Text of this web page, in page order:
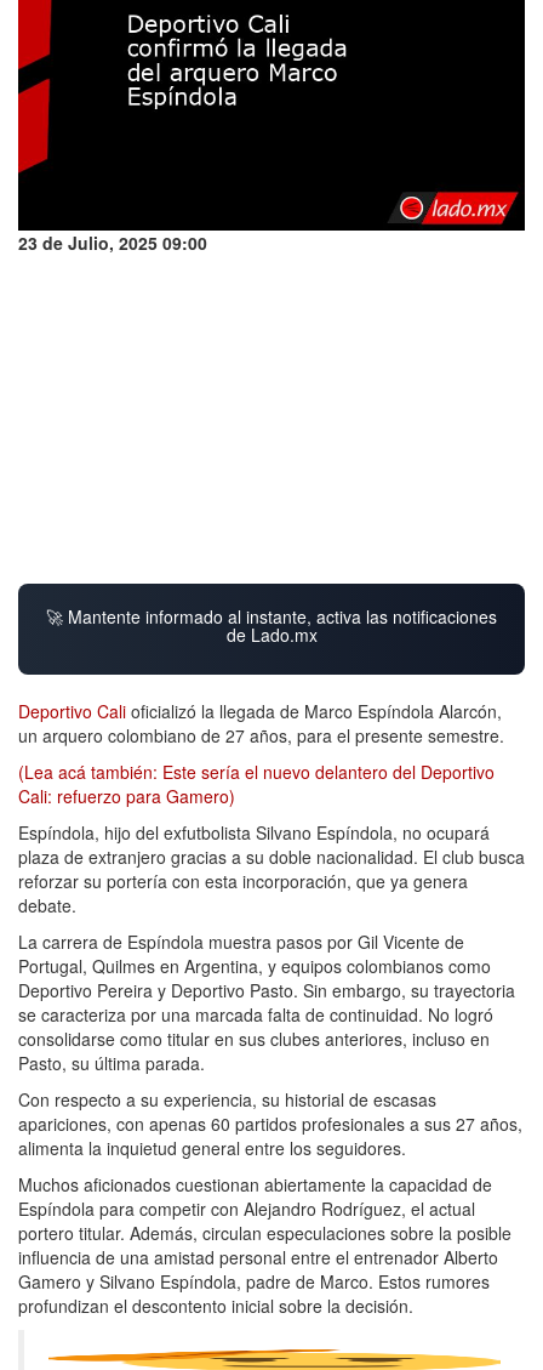
23 de Julio, 2025 09:00
🚀 Mantente informado al instante, activa las notificaciones
de Lado.mx
Deportivo Cali oficializó la llegada de Marco Espíndola Alarcón,
un arquero colombiano de 27 años, para el presente semestre.
(Lea acá también: Este sería el nuevo delantero del Deportivo
Cali: refuerzo para Gamero)
Espíndola, hijo del exfutbolista Silvano Espíndola, no ocupará
plaza de extranjero gracias a su doble nacionalidad. El club busca
reforzar su portería con esta incorporación, que ya genera
debate.
La carrera de Espíndola muestra pasos por Gil Vicente de
Portugal, Quilmes en Argentina, y equipos colombianos como
Deportivo Pereira y Deportivo Pasto. Sin embargo, su trayectoria
se caracteriza por una marcada falta de continuidad. No logró
consolidarse como titular en sus clubes anteriores, incluso en
Pasto, su última parada.
Con respecto a su experiencia, su historial de escasas
apariciones, con apenas 60 partidos profesionales a sus 27 años,
alimenta la inquietud general entre los seguidores.
Muchos aficionados cuestionan abiertamente la capacidad de
Espíndola para competir con Alejandro Rodríguez, el actual
portero titular. Además, circulan especulaciones sobre la posible
influencia de una amistad personal entre el entrenador Alberto
Gamero y Silvano Espíndola, padre de Marco. Estos rumores
profundizan el descontento inicial sobre la decisión.